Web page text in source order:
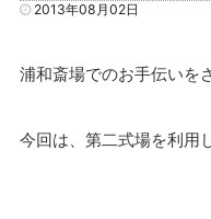
2013年08月02日
浦和斎場でのお手伝いを
今回は、第二式場を利用